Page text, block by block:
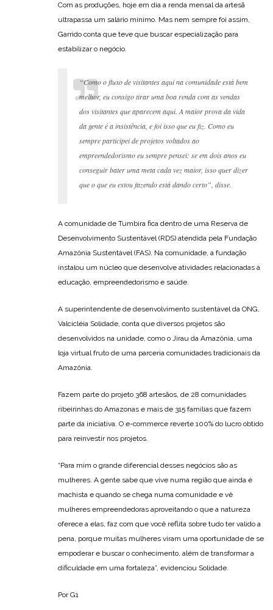
Com as produções, hoje em dia a renda mensal da artesã
ultrapassa um salário mínimo. Mas nem sempre foi assim,
Garrido conta que teve que buscar especialização para
estabilizar o negócio.
“Como o fluxo de visitantes aqui na comunidade está bem
melhor, eu consigo tirar uma boa renda com as vendas
dos visitantes que aparecem aqui. A maior prova da vida
da gente é a insistência, e foi isso que eu fiz. Como eu
sempre participei de projetos voltados ao
empreendedorismo eu sempre pensei: se em dois anos eu
conseguir bater uma meta cada vez maior, isso quer dizer
que o que eu estou fazendo está dando certo”, disse.
A comunidade de Tumbira fica dentro de uma Reserva de
Desenvolvimento Sustentável (RDS) atendida pela Fundação
Amazônia Sustentável (FAS). Na comunidade, a fundação
instalou um núcleo que desenvolve atividades relacionadas à
educação, empreendedorismo e saúde.
A superintendente de desenvolvimento sustentável da ONG,
Valcicléia Solidade, conta que diversos projetos são
desenvolvidos na unidade, como o Jirau da Amazônia, uma
loja virtual fruto de uma parceria comunidades tradicionais da
Amazônia.
Fazem parte do projeto 368 artesãos, de 28 comunidades
ribeirinhas do Amazonas e mais de 315 famílias que fazem
parte da iniciativa. O e-commerce reverte 100% do lucro obtido
para reinvestir nos projetos.
“Para mim o grande diferencial desses negócios são as
mulheres. A gente sabe que vive numa região que ainda é
machista e quando se chega numa comunidade e vê
mulheres empreendedoras aproveitando o que a natureza
oferece a elas, faz com que você reflita sobre tudo ter valido a
pena, porque muitas mulheres viram uma oportunidade de se
empoderar e buscar o conhecimento, além de transformar a
dificuldade em uma fortaleza”, evidenciou Solidade.
Por G1